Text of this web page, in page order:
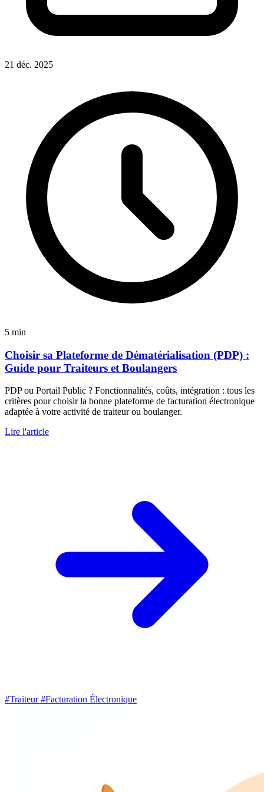
21 déc. 2025
5 min
Choisir sa Plateforme de Dématérialisation (PDP) :
Guide pour Traiteurs et Boulangers
PDP ou Portail Public ? Fonctionnalités, coûts, intégration : tous les
critères pour choisir la bonne plateforme de facturation électronique
adaptée à votre activité de traiteur ou boulanger.
Lire l'article
#Traiteur#Facturation Électronique